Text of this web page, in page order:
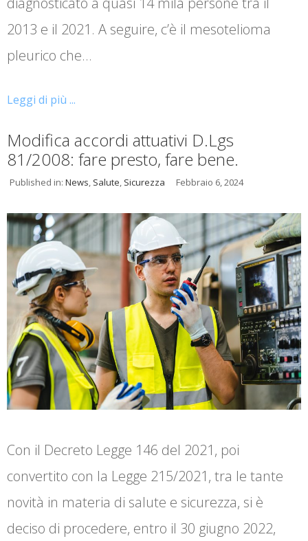
2013 e il 2021. A seguire, c’è il mesotelioma
pleurico che…
Leggi di più ...
Modifica accordi attuativi D.Lgs
81/2008: fare presto, fare bene.
Published in: News, Salute, Sicurezza Febbraio 6, 2024
Con il Decreto Legge 146 del 2021, poi
convertito con la Legge 215/2021, tra le tante
novità in materia di salute e sicurezza, si è
deciso di procedere, entro il 30 giugno 2022,